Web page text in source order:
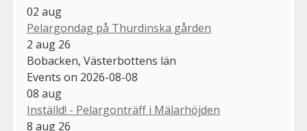
02 aug
Pelargondag på Thurdinska gården
2 aug 26
Bobacken, Västerbottens län
Events on 2026-08-08
08 aug
Inställd! - Pelargonträff i Mälarhöjden
8 aug 26